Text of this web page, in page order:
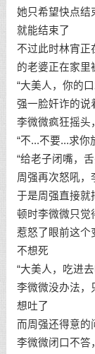
她只希望快点结
就能结束了
不过此时林宵正
的老婆正在家里
“大美人，你的
强一脸奸诈的说
李微微疯狂摇头
“不...不要...求你
“给老子闭嘴，
周强再次怒吼，
于是周强直接就
顿时李微微只觉
惹怒了眼前这个
不想死
“大美人，吃进
李微微没办法，
想吐了
而周强还得意的
李微微闭口不答